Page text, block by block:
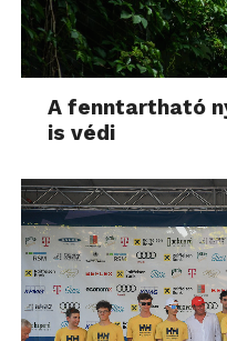
A fenntartható
is védi